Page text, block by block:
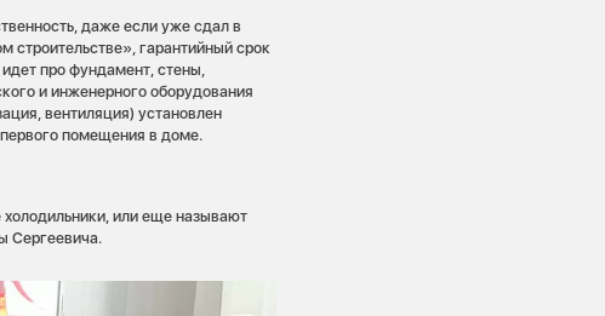
даже если уже сдал в
строительстве», гарантийный срок
про фундамент, стены,
и инженерного оборудования
вентиляция) установлен
помещения в доме.
холодильники, или еще называют
Сергеевича.